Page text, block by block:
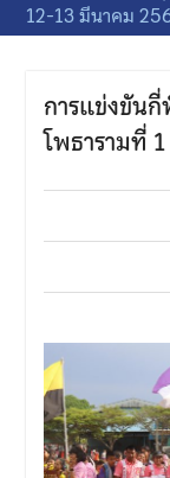
กิจกร
เข้าร่
สร้าง
เสพติ
12-13 มีนาคม
การแข่งขันกี่
โพธารามที่